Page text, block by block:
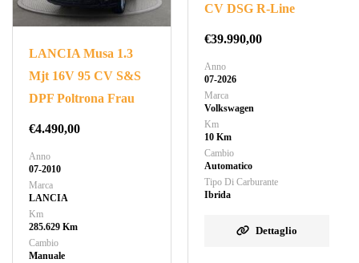
LANCIA Musa 1.3
Mjt 16V 95 CV S&S
DPF Poltrona Frau
€4.490,00
Anno
07-2010
Marca
LANCIA
Km
285.629 Km
Cambio
Manuale
CV DSG R-Line
€39.990,00
Anno
07-2026
Marca
Volkswagen
Km
10 Km
Cambio
Automatico
Tipo Di Carburante
Ibrida
Dettaglio